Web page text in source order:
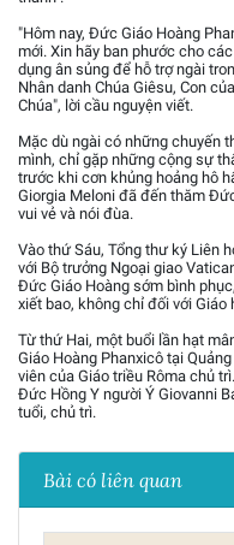
"Hôm nay, Đức Giáo Hoàng
mới. Xin hãy ban phước cho
dụng ân sủng để hỗ trợ ngài
Nhân danh Chúa Giêsu, Con
Chúa", lời cầu nguyện viết.
Mặc dù ngài có những chuyến
mình, chỉ gặp những cộng sự
trước khi cơn khủng hoảng hô
Giorgia Meloni đã đến thăm
vui vẻ và nói đùa.
Vào thứ Sáu, Tổng thư ký Liên
với Bộ trưởng Ngoại giao
Đức Giáo Hoàng sớm bình
xiết bao, không chỉ đối với Giáo
Từ thứ Hai, một buổi lần hạt
Giáo Hoàng Phanxicô tại
viên của Giáo triều Rôma chủ
Đức Hồng Y người Ý Giovanni
tuổi, chủ trì.
Bài có liên quan